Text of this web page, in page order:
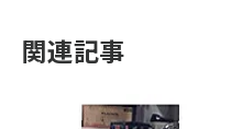
関連記事